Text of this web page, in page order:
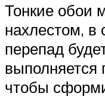
Тонкие обои
нахлестом, в
перепад
выполняется
чтобы